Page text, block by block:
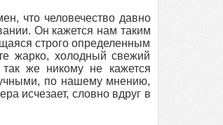
что человечество давно
Он кажется нам таким
строго определенным
жарко, холодный свежий
же никому не кажется
по нашему мнению,
исчезает, словно вдруг в